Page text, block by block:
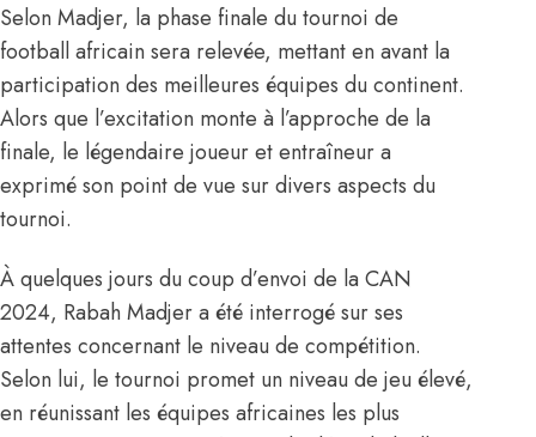
Selon Madjer, la phase finale du tournoi de
football africain sera relevée, mettant en avant la
participation des meilleures équipes du continent.
Alors que l’excitation monte à l’approche de la
finale, le légendaire joueur et entraîneur a
exprimé son point de vue sur divers aspects du
tournoi.
À quelques jours du coup d’envoi de la CAN
2024, Rabah Madjer a été interrogé sur ses
attentes concernant le niveau de compétition.
Selon lui, le tournoi promet un niveau de jeu élevé,
en réunissant les équipes africaines les plus